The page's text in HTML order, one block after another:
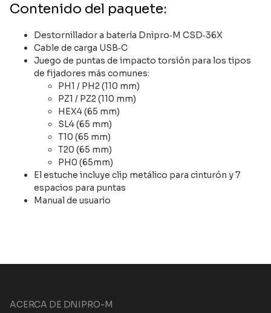
Contenido del paquete:
Destornillador a batería Dnipro‑M CSD‑36X
Cable de carga USB‑C
Juego de puntas de impacto torsión para los tipos
de fijadores más comunes:
PH1 / PH2 (110 mm)
PZ1 / PZ2 (110 mm)
HEX4 (65 mm)
SL4 (65 mm)
T10 (65 mm)
T20 (65 mm)
PH0 (65mm)
El estuche incluye clip metálico para cinturón y 7
espacios para puntas
Manual de usuario
ACERCA DE DNIPRO-M